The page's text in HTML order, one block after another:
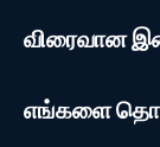
விரைவான
எங்களை